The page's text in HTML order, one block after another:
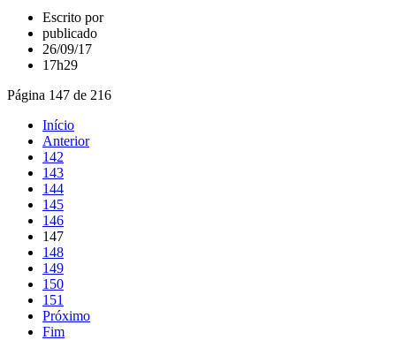
Escrito por
publicado
26/09/17
17h29
Página 147 de 216
Início
Anterior
142
143
144
145
146
147
148
149
150
151
Próximo
Fim